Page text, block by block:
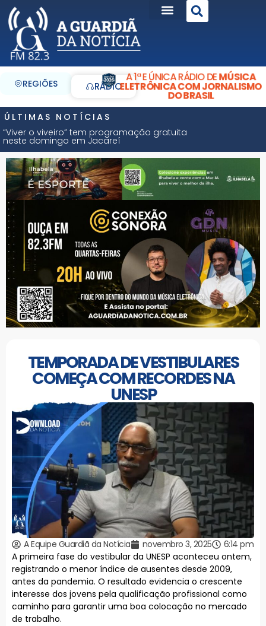
REGIÕES RÁDIO
A 1ª E ÚNICA RÁDIO DEMÚSICA
ELETRÔNICA COM JORNALISMO
DO BRASIL
ÚLTIMAS NOTÍCIAS
“Viver o viveiro” tem programação gratuita
neste domingo em Jacareí
TEMPORADA DE VESTIBULARES
COMEÇA COM RECORDES NA
UNESP
A Equipe Guardiã da Notícia novembro 3, 2025
6:14 pm
A primeira fase do vestibular da UNESP aconteceu ontem,
registrando o menor índice de ausentes desde 2009,
antes da pandemia. O resultado evidencia o crescente
interesse dos jovens pela qualificação profissional como
caminho para garantir uma boa colocação no mercado
de trabalho.